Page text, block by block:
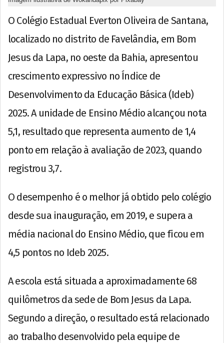
O Colégio Estadual Everton Oliveira de Santana,
localizado no distrito de Favelândia, em Bom
Jesus da Lapa, no oeste da Bahia, apresentou
crescimento expressivo no Índice de
Desenvolvimento da Educação Básica (Ideb)
2025. A unidade de Ensino Médio alcançou nota
5,1, resultado que representa aumento de 1,4
ponto em relação à avaliação de 2023, quando
registrou 3,7.
O desempenho é o melhor já obtido pelo colégio
desde sua inauguração, em 2019, e supera a
média nacional do Ensino Médio, que ficou em
4,5 pontos no Ideb 2025.
A escola está situada a aproximadamente 68
quilômetros da sede de Bom Jesus da Lapa.
Segundo a direção, o resultado está relacionado
ao trabalho desenvolvido pela equipe de